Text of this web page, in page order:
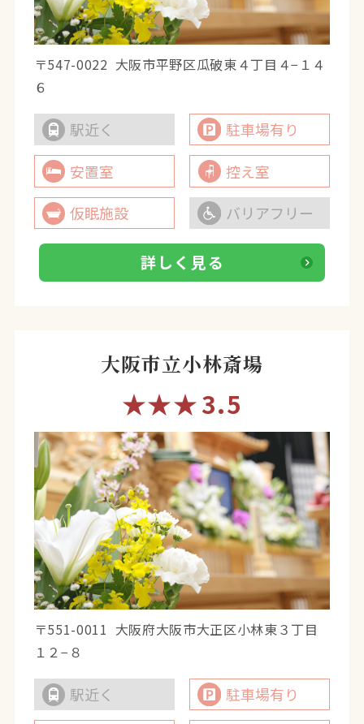
〒547-0022 大阪市平野区瓜破東４丁目４−１４
６
駅近く
駐車場有り
安置室
控え室
仮眠施設
バリアフリー
詳しく見る
大阪市立小林斎場
★★★3.5
〒551-0011 大阪府大阪市大正区小林東３丁目
１２−８
駅近く 駐車場有り